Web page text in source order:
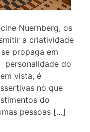
Nuernberg, os
a criatividade
propaga em
personalidade do
vista, é
no que
do
pessoas […]